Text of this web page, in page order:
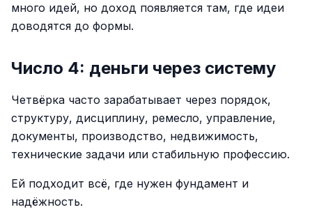
много идей, но доход появляется там, где идеи
доводятся до формы.
Число 4: деньги через систему
Четвёрка часто зарабатывает через порядок,
структуру, дисциплину, ремесло, управление,
документы, производство, недвижимость,
технические задачи или стабильную профессию.
Ей подходит всё, где нужен фундамент и
надёжность.